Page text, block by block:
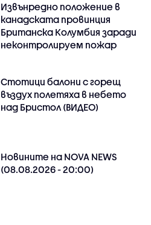
Извънредно положение в
канадската провинция
Британска Колумбия заради
неконтролируем пожар
Стотици балони с горещ
въздух полетяха в небето
над Бристол (ВИДЕО)
Новините на NOVA NEWS
(08.08.2026 - 20:00)